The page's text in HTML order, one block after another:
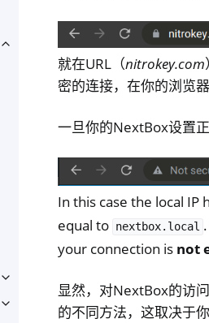
Toggle navigation of 管理远程访问
Toggle navigation of 技术文件
Toggle navigation of NextBox常见问题
就在URL（nitrokey.com
密的连接，在你的浏览
一旦你的NextBox设置
In this case the local IP
equal to nextbox.local
your connection is not
显然，对NextBox的访
的不同方法，这取决于